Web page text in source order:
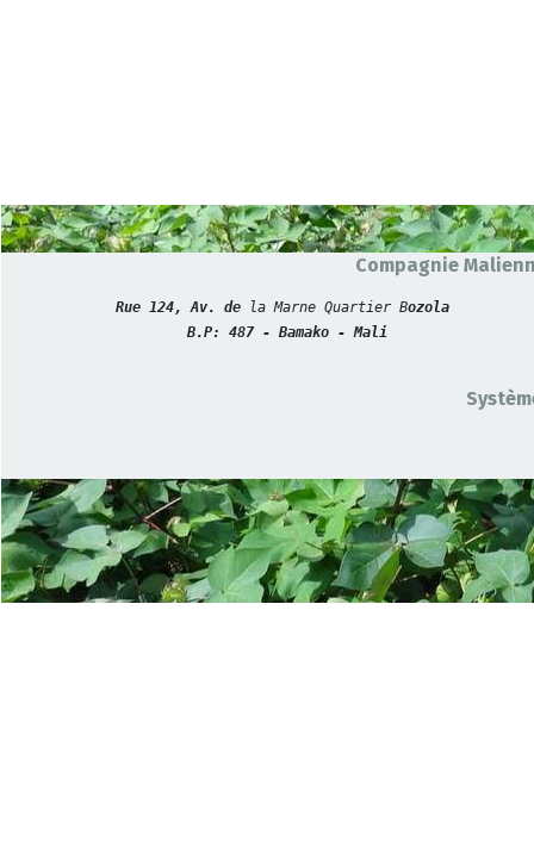
Compagnie
Rue 124, Av. de la Marne Quartier Bozola
B.P: 487 - Bamako - Mali